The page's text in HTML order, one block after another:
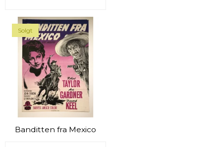
Solgt
Banditten fra Mexico